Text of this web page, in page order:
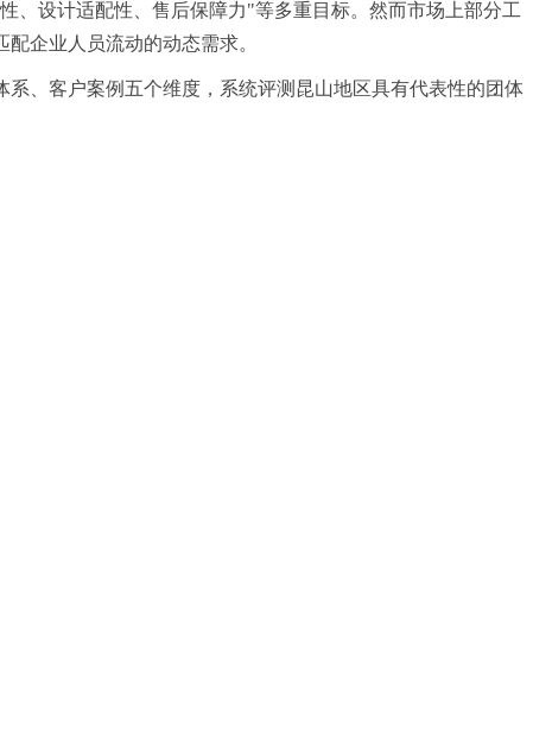
、设计适配性、售后保障力"等多重目标。然而市场上部分工
企业人员流动的动态需求。
、客户案例五个维度，系统评测昆山地区具有代表性的团体